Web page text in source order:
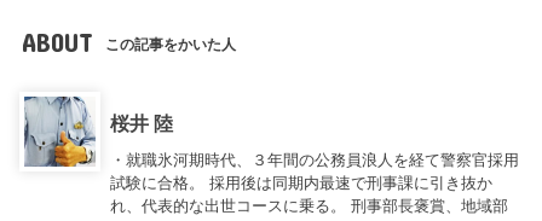
ABOUT この記事をかいた人
桜井 陸
・就職氷河期時代、３年間の公務員浪人を経て警察官採用
試験に合格。 採用後は同期内最速で刑事課に引き抜か
れ、代表的な出世コースに乗る。 刑事部長褒賞、地域部